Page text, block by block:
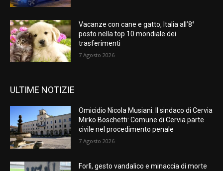
Vacanze con cane e gatto, Italia all’8°
posto nella top 10 mondiale dei
trasferimenti
7 Agosto 2026
ULTIME NOTIZIE
Omicidio Nicola Musiani. Il sindaco di Cervia
Mirko Boschetti: Comune di Cervia parte
civile nel procedimento penale
7 Agosto 2026
Forlì, gesto vandalico e minaccia di morte